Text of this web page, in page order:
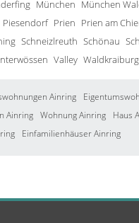
München München
Piesendorf Prien Prien am
Schneizlreuth Schönau
Valley Waldkraiburg
Ainring
Ainring Wohnung Ainring Haus
Einfamilienhäuser Ainring